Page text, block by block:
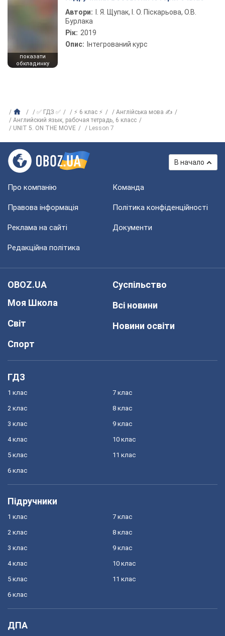
показати
обкладинку
Автори:
І. Я. Щупак, І. О. Піскарьова, О.В.
Бурлака
Рік: 2019
Опис: Інтегрований курс
✅ ГДЗ ✅ ⚡ 6 клас ⚡
Англійська мова ✍
Английский язык, рабочая тетрадь, 6 класс
UNIT 5. ON THE MOVE
Lesson 7
В начало
Про компанію Команда
Правова інформація Політика конфіденційності
Реклама на сайті Документи
Редакційна політика
OBOZ.UA
Моя Школа
Світ
Спорт
Суспільство
Всі новини
Новини освіти
ГДЗ
1 клас
2 клас
3 клас
4 клас
5 клас
6 клас
7 клас
8 клас
9 клас
10 клас
11 клас
Підручники
1 клас
2 клас
3 клас
4 клас
5 клас
6 клас
7 клас
8 клас
9 клас
10 клас
11 клас
ДПА